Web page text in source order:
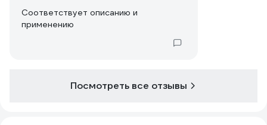
Соответствует описанию и
применению
Посмотреть все отзывы